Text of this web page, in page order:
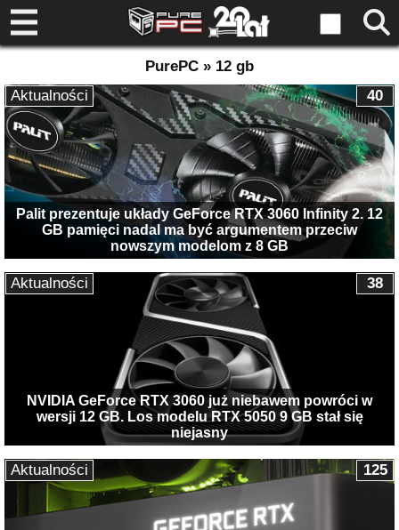
PurePC » 12 gb
Palit prezentuje układy GeForce RTX 3060 Infinity 2. 12
GB pamięci nadal ma być argumentem przeciw
nowszym modelom z 8 GB
40
Aktualności
NVIDIA GeForce RTX 3060 już niebawem powróci w
wersji 12 GB. Los modelu RTX 5050 9 GB stał się
niejasny
38
Aktualności
125
Aktualności